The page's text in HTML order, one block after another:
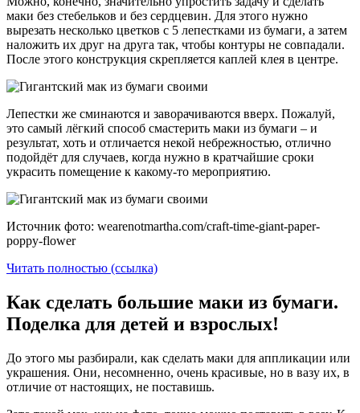
маки без стебельков и без сердцевин. Для этого нужно
вырезать несколько цветков с 5 лепестками из бумаги, а затем
наложить их друг на друга так, чтобы контуры не совпадали.
После этого конструкция скрепляется каплей клея в центре.
Лепестки же сминаются и заворачиваются вверх. Пожалуй,
это самый лёгкий способ смастерить маки из бумаги – и
результат, хоть и отличается некой небрежностью, отлично
подойдёт для случаев, когда нужно в кратчайшие сроки
украсить помещение к какому-то мероприятию.
Источник фото: wearenotmartha.com/craft-time-giant-paper-
poppy-flower
Читать полностью (ссылка)
Как сделать большие маки из бумаги.
Поделка для детей и взрослых!
До этого мы разбирали, как сделать маки для аппликации или
украшения. Они, несомненно, очень красивые, но в вазу их, в
отличие от настоящих, не поставишь.